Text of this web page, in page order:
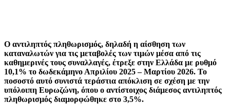
Ο αντιληπτός πληθωρισμός, δηλαδή η αίσθηση των
καταναλωτών για τις μεταβολές των τιμών μέσα από τις
καθημερινές τους συναλλαγές, έτρεξε στην Ελλάδα με ρυθμό
10,1% το δωδεκάμηνο Απριλίου 2025 – Μαρτίου 2026. Το
ποσοστό αυτό συνιστά τεράστια απόκλιση σε σχέση με την
υπόλοιπη Ευρωζώνη, όπου ο αντίστοιχος διάμεσος αντιληπτός
πληθωρισμός διαμορφώθηκε στο 3,5%.